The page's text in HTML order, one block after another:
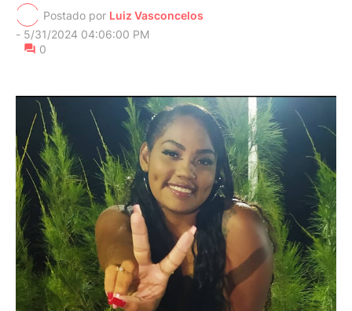
Postado por Luiz Vasconcelos
- 5/31/2024 04:06:00 PM
0